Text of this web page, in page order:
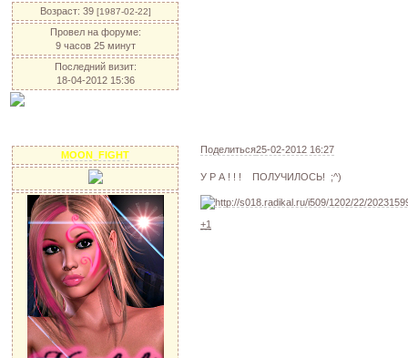
Возраст: 39 [1987-02-22]
Провел на форуме:
9 часов 25 минут
Последний визит:
18-04-2012 15:36
Поделиться25-02-2012 16:27
MOON_FIGHT
У Р А ! ! ! ПОЛУЧИЛОСЬ! ;^)
+1